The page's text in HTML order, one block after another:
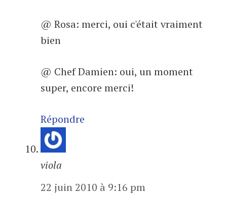
@ Rosa: merci, oui c'était vraiment
bien
@ Chef Damien: oui, un moment
super, encore merci!
Répondre
viola
22 juin 2010 à 9:16 pm